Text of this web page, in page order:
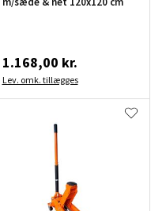
1.168,00 kr.
Lev. omk. tillægges